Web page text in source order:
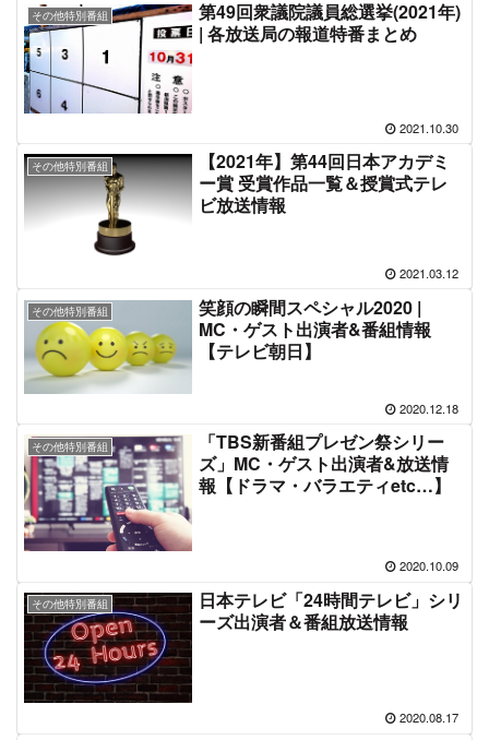
その他特別番組
第49回衆議院議員総選挙(2021年)
| 各放送局の報道特番まとめ
2021.10.30
その他特別番組
【2021年】第44回日本アカデミ
ー賞 受賞作品一覧＆授賞式テレ
ビ放送情報
2021.03.12
その他特別番組
笑顔の瞬間スペシャル2020 |
MC・ゲスト出演者&番組情報
【テレビ朝日】
2020.12.18
その他特別番組
「TBS新番組プレゼン祭シリー
ズ」MC・ゲスト出演者&放送情
報【ドラマ・バラエティetc…】
2020.10.09
その他特別番組
日本テレビ「24時間テレビ」シリ
ーズ出演者＆番組放送情報
2020.08.17